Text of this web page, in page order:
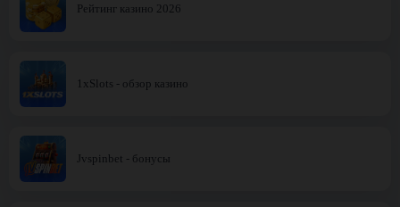
Рейтинг казино 2026
1xSlots - обзор казино
Jvspinbet - бонусы